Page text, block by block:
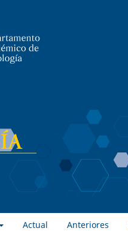
Actual Anteriores